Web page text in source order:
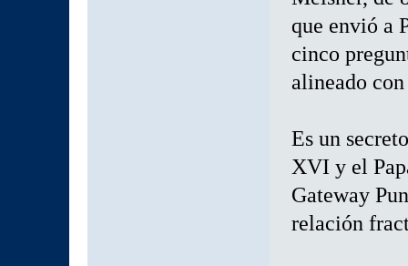
que envió a
cinco
alineado
Es un
XVI y el
Gateway
relación